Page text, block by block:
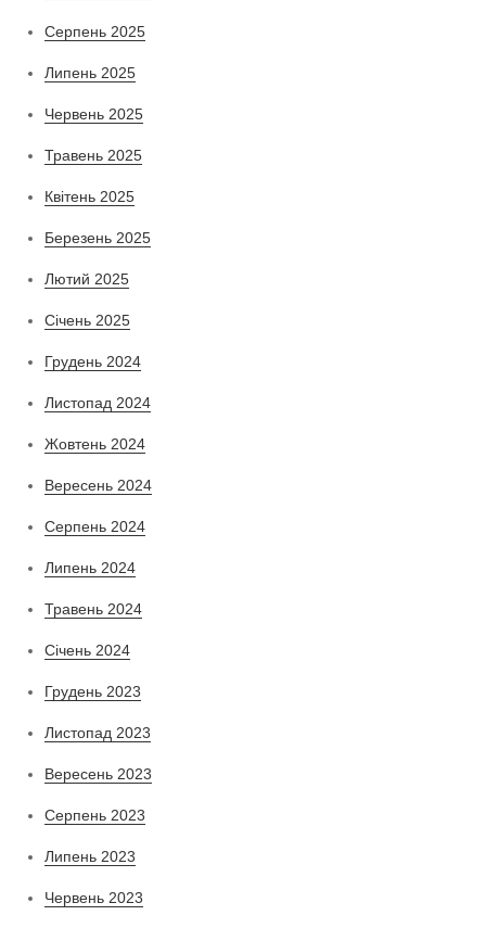
Серпень 2025
Липень 2025
Червень 2025
Травень 2025
Квітень 2025
Березень 2025
Лютий 2025
Січень 2025
Грудень 2024
Листопад 2024
Жовтень 2024
Вересень 2024
Серпень 2024
Липень 2024
Травень 2024
Січень 2024
Грудень 2023
Листопад 2023
Вересень 2023
Серпень 2023
Липень 2023
Червень 2023